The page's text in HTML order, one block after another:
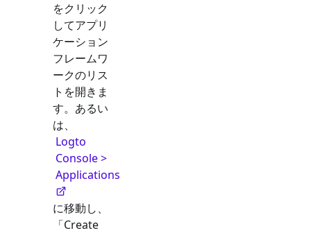
をクリック
してアプリ
ケーション
フレームワ
ークのリス
トを開きま
す。あるい
は、
Logto
Console >
Applications
に移動し、
「Create